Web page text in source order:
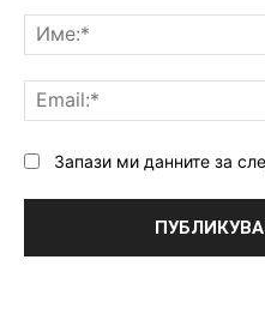
Запази ми данните за